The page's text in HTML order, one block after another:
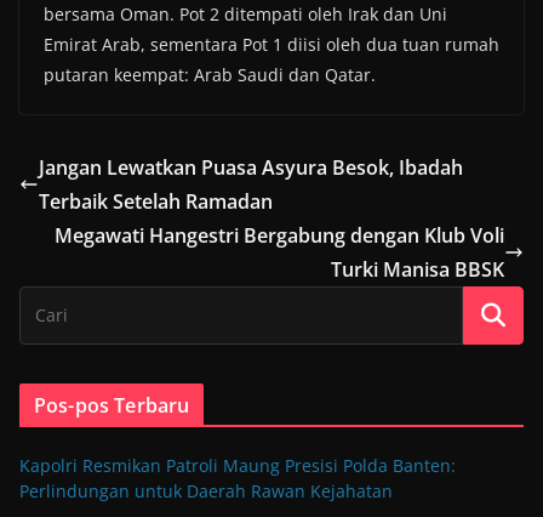
bersama Oman. Pot 2 ditempati oleh Irak dan Uni
Emirat Arab, sementara Pot 1 diisi oleh dua tuan rumah
putaran keempat: Arab Saudi dan Qatar.
Jangan Lewatkan Puasa Asyura Besok, Ibadah
Terbaik Setelah Ramadan
Megawati Hangestri Bergabung dengan Klub Voli
Turki Manisa BBSK
Pos-pos Terbaru
Kapolri Resmikan Patroli Maung Presisi Polda Banten:
Perlindungan untuk Daerah Rawan Kejahatan